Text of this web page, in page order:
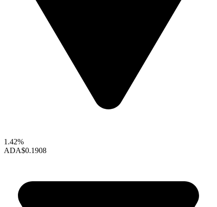
1.42%
ADA$0.1908